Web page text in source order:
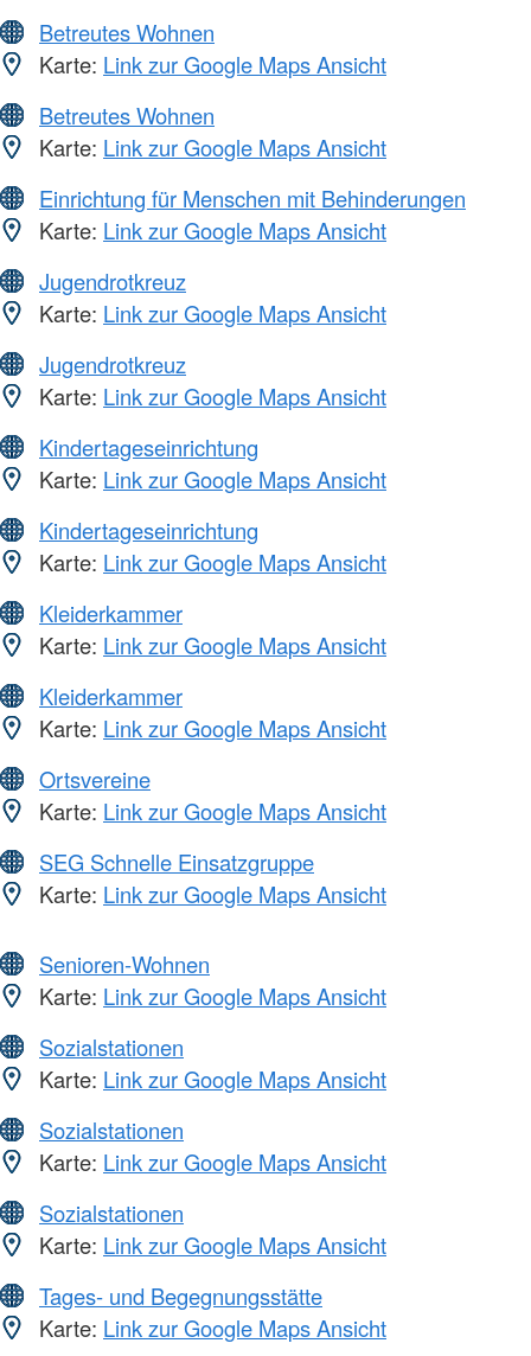
Betreutes Wohnen
Karte: Link zur Google Maps Ansicht
Betreutes Wohnen
Karte: Link zur Google Maps Ansicht
Einrichtung für Menschen mit Behinderungen
Karte: Link zur Google Maps Ansicht
Jugendrotkreuz
Karte: Link zur Google Maps Ansicht
Jugendrotkreuz
Karte: Link zur Google Maps Ansicht
Kindertageseinrichtung
Karte: Link zur Google Maps Ansicht
Kindertageseinrichtung
Karte: Link zur Google Maps Ansicht
Kleiderkammer
Karte: Link zur Google Maps Ansicht
Kleiderkammer
Karte: Link zur Google Maps Ansicht
Ortsvereine
Karte: Link zur Google Maps Ansicht
SEG Schnelle Einsatzgruppe
Karte: Link zur Google Maps Ansicht
Senioren-Wohnen
Karte: Link zur Google Maps Ansicht
Sozialstationen
Karte: Link zur Google Maps Ansicht
Sozialstationen
Karte: Link zur Google Maps Ansicht
Sozialstationen
Karte: Link zur Google Maps Ansicht
Tages- und Begegnungsstätte
Karte: Link zur Google Maps Ansicht